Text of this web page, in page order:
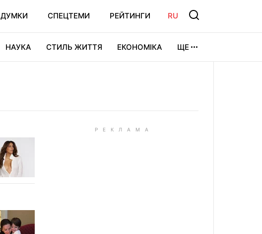
ДУМКИ СПЕЦТЕМИ РЕЙТИНГИ RU
НАУКА СТИЛЬ ЖИТТЯ ЕКОНОМІКА ЩЕ